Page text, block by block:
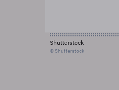
Shutterstock
© Shutterstock